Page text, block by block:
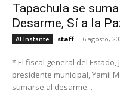
Tapachula se
Desarme, Sí a la
Al Instante staff - 6 agosto,
* El fiscal general del Estado,
presidente municipal, Yamil
sumarse al desarme...